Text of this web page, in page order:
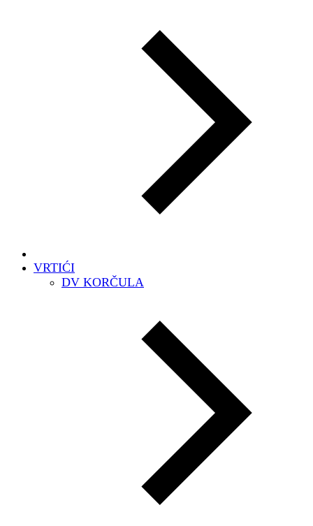
VRTIĆI
DV KORČULA